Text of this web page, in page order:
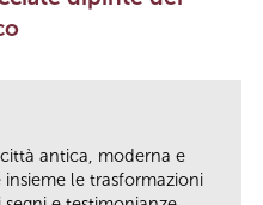
antica, moderna e
le trasformazioni